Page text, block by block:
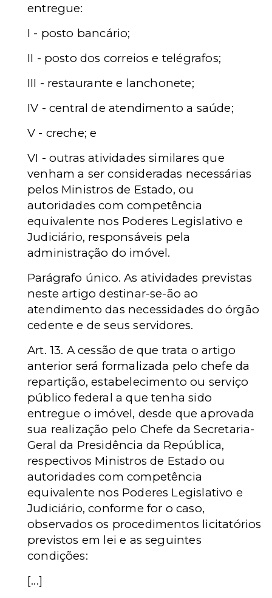
entregue:
I - posto bancário;
II - posto dos correios e telégrafos;
III - restaurante e lanchonete;
IV - central de atendimento a saúde;
V - creche; e
VI - outras atividades similares que
venham a ser consideradas necessárias
pelos Ministros de Estado, ou
autoridades com competência
equivalente nos Poderes Legislativo e
Judiciário, responsáveis pela
administração do imóvel.
Parágrafo único. As atividades previstas
neste artigo destinar-se-ão ao
atendimento das necessidades do órgão
cedente e de seus servidores.
Art. 13. A cessão de que trata o artigo
anterior será formalizada pelo chefe da
repartição, estabelecimento ou serviço
público federal a que tenha sido
entregue o imóvel, desde que aprovada
sua realização pelo Chefe da Secretaria-
Geral da Presidência da República,
respectivos Ministros de Estado ou
autoridades com competência
equivalente nos Poderes Legislativo e
Judiciário, conforme for o caso,
observados os procedimentos licitatórios
previstos em lei e as seguintes
condições:
[...]